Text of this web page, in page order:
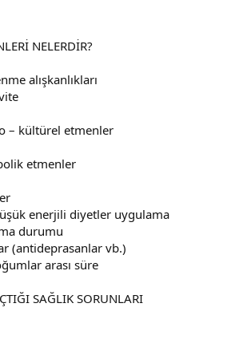
NELERDİR?
alışkanlıkları
– kültürel etmenler
etmenler
enerjili diyetler uygulama
durumu
(antideprasanlar vb.)
arası süre
SAĞLIK SORUNLARI